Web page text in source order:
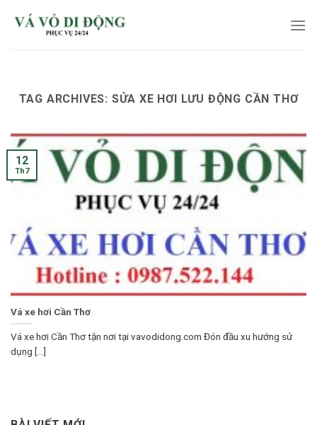
TAG ARCHIVES: SỬA XE HƠI LƯU ĐỘNG CẦN THƠ
Vá xe hơi Cần Thơ
Vá xe hơi Cần Thơ tận nơi tại vavodidong.com Đón đầu xu hướng sử
dụng [...]
12
Th7